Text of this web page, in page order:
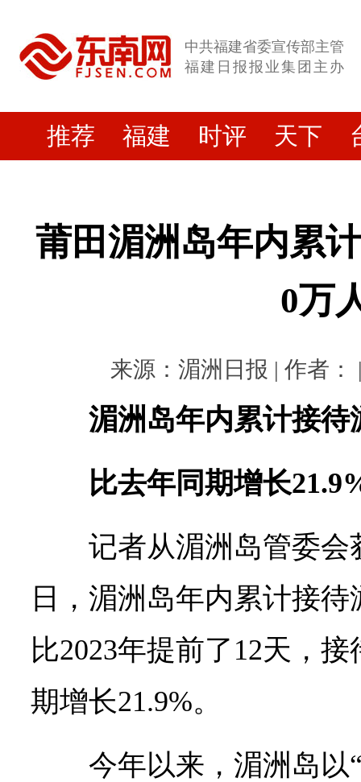
中共福建省委宣传部主管
福建日报报业集团主办
推荐 福建 时评 天下
莆田湄洲岛年内累
0万
来源：湄洲日报 | 作者：
湄洲岛年内累计接待
比去年同期增长
记者从湄洲岛管委会
日，湄洲岛年内累计接
比2023年提前了12天，
期增长21.9%。
今年以来，湄洲岛以